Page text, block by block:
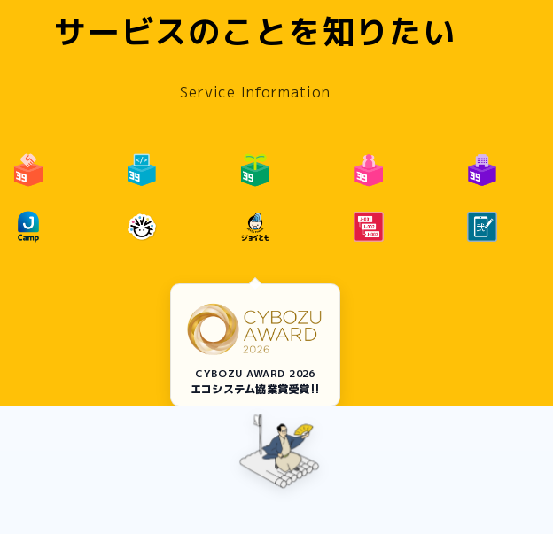
サービスのことを知りたい
Service Information
CYBOZU AWARD 2026
エコシステム協業賞受賞!!
RECRUIT COMPANY NEWS SERVICE CONTACT